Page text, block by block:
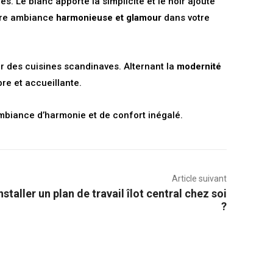
ambiance harmonieuse et glamour dans votre
des cuisines scandinaves. Alternant la modernité
et accueillante.
d’harmonie et de confort inégalé.
Article suivant
un plan de travail îlot central chez soi
?